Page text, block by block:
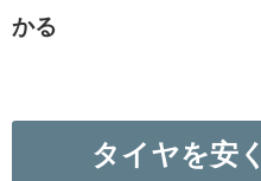
かる
タイヤを安